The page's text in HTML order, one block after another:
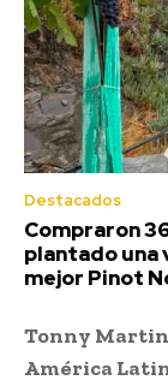
Destacados
Compraron
plantado una
mejor Pinot
Tonny
América